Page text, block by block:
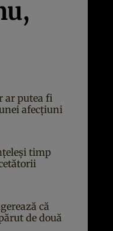
ar putea fi
afecțiuni
timp
că
de două